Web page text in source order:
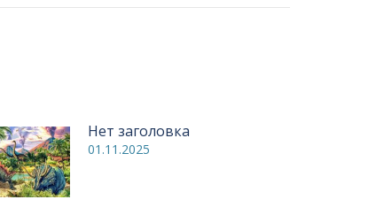
Нет заголовка
01.11.2025